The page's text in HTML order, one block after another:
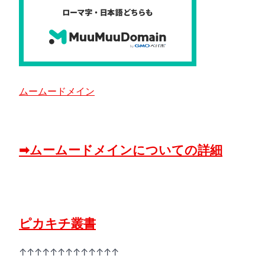
ムームードメイン
➡ムームードメインについての詳細
ピカキチ叢書
↑↑↑↑↑↑↑↑↑↑↑↑↑